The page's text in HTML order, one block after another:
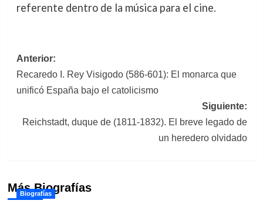
referente dentro de la música para el cine.
Navegación
de
entradas
Anterior:
Recaredo I. Rey Visigodo (586-601): El monarca que
unificó España bajo el catolicismo
Siguiente:
Reichstadt, duque de (1811-1832). El breve legado de
un heredero olvidado
Más Biografías
Biografías